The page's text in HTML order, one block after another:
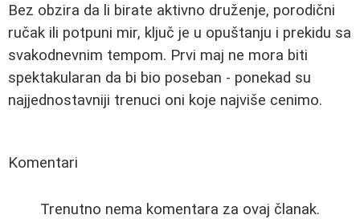
Bez obzira da li birate aktivno druženje, porodični
ručak ili potpuni mir, ključ je u opuštanju i prekidu sa
svakodnevnim tempom. Prvi maj ne mora biti
spektakularan da bi bio poseban - ponekad su
najjednostavniji trenuci oni koje najviše cenimo.
Komentari
Trenutno nema komentara za ovaj članak.